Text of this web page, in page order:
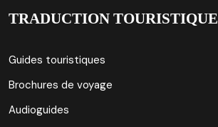
TRADUCTION TOURISTIQUE
Guides touristiques
Brochures de voyage
Audioguides